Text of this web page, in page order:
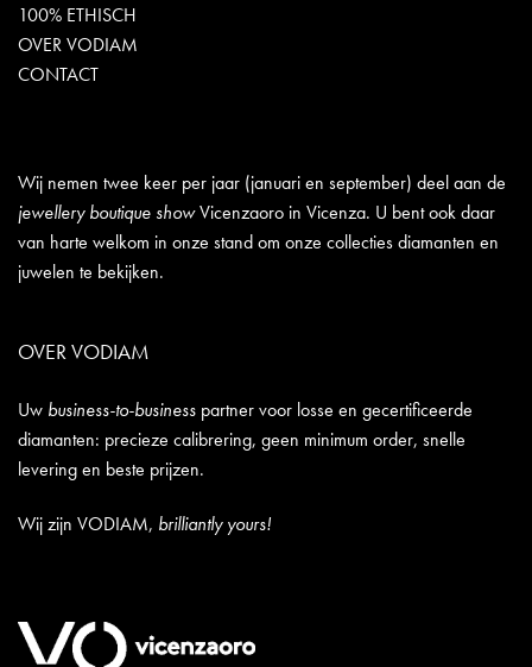
100% ETHISCH
OVER VODIAM
CONTACT
Wij nemen twee keer per jaar (januari en september) deel aan de
jewellery boutique showVicenzaoro in Vicenza. U bent ook daar
van harte welkom in onze stand om onze collecties diamanten en
juwelen te bekijken.
OVER VODIAM
Uw business-to-business partner voor losse en gecertificeerde
diamanten: precieze calibrering, geen minimum order, snelle
levering en beste prijzen.
Wij zijn VODIAM, brilliantly yours!